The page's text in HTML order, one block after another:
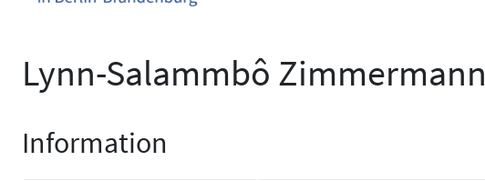
Lynn-Salammbô Zimmermann
Information